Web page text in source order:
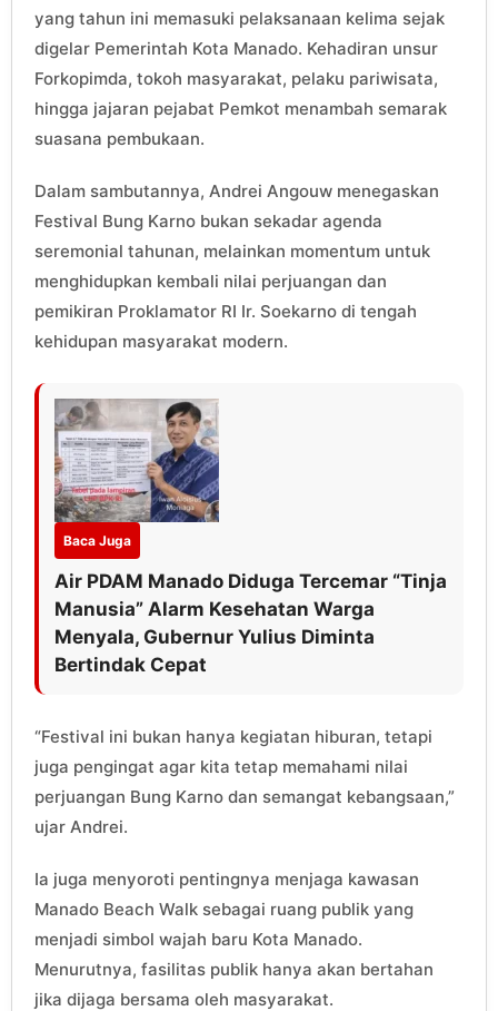
yang tahun ini memasuki pelaksanaan kelima sejak
digelar Pemerintah Kota Manado. Kehadiran unsur
Forkopimda, tokoh masyarakat, pelaku pariwisata,
hingga jajaran pejabat Pemkot menambah semarak
suasana pembukaan.
Dalam sambutannya, Andrei Angouw menegaskan
Festival Bung Karno bukan sekadar agenda
seremonial tahunan, melainkan momentum untuk
menghidupkan kembali nilai perjuangan dan
pemikiran Proklamator RI Ir. Soekarno di tengah
kehidupan masyarakat modern.
Baca Juga
Air PDAM Manado Diduga Tercemar “Tinja
Manusia” Alarm Kesehatan Warga
Menyala, Gubernur Yulius Diminta
Bertindak Cepat
“Festival ini bukan hanya kegiatan hiburan, tetapi
juga pengingat agar kita tetap memahami nilai
perjuangan Bung Karno dan semangat kebangsaan,”
ujar Andrei.
Ia juga menyoroti pentingnya menjaga kawasan
Manado Beach Walk sebagai ruang publik yang
menjadi simbol wajah baru Kota Manado.
Menurutnya, fasilitas publik hanya akan bertahan
jika dijaga bersama oleh masyarakat.